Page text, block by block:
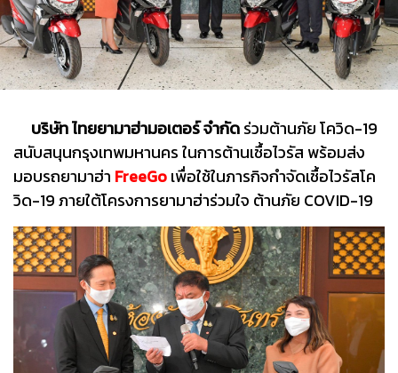
บริษัท ไทยยามาฮ่ามอเตอร์ จำกัดร่วมต้านภัย โควิด-19
สนับสนุนกรุงเทพมหานคร ในการต้านเชื้อไวรัส พร้อมส่ง
มอบรถยามาฮ่า FreeGoเพื่อใช้ในภารกิจกำจัดเชื้อไวรัสโค
วิด-19 ภายใต้โครงการยามาฮ่าร่วมใจ ต้านภัย COVID-19